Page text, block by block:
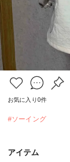
お気に入り 0件
#ソーイング
アイテム